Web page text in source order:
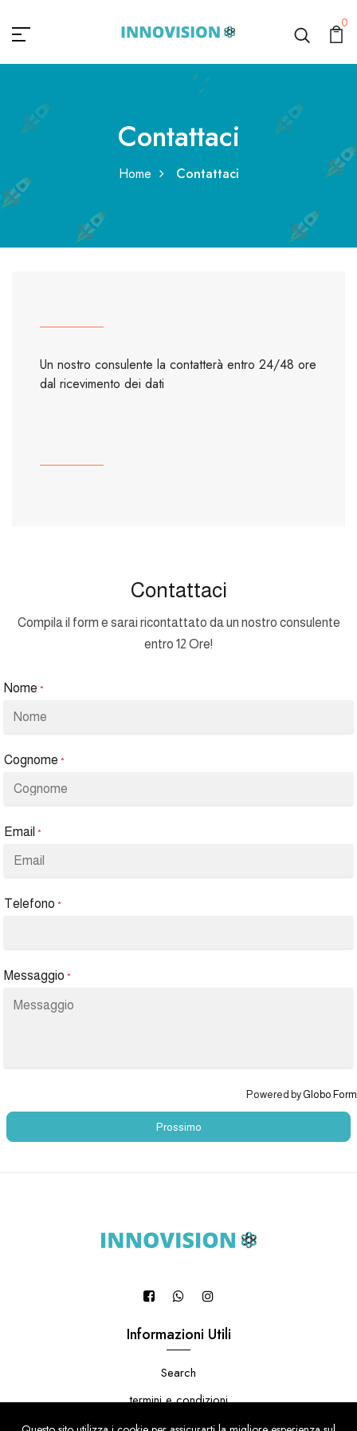
0
Contattaci
Home Contattaci
Un nostro consulente la contatterà entro 24/48 ore
dal ricevimento dei dati
Contattaci
Compila il form e sarai ricontattato da un nostro consulente
entro 12 Ore!
Nome *
Cognome *
Email *
Telefono *
Messaggio *
Powered byGlobo Form
Prossimo
Informazioni Utili
Search
termini e condizioni
informativa sulla privacy